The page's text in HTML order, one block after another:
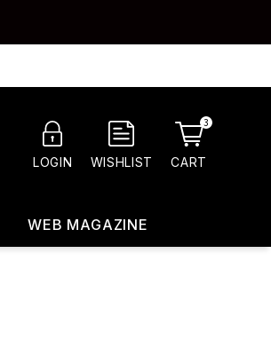
LOGIN WISHLIST CART
3
WEB MAGAZINE